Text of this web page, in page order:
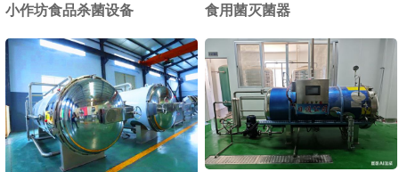
小作坊食品杀菌设备 食用菌灭菌器